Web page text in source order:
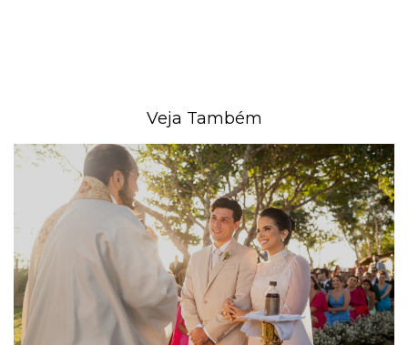
Veja Também